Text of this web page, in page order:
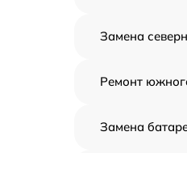
Замена
Ремонт
Замена